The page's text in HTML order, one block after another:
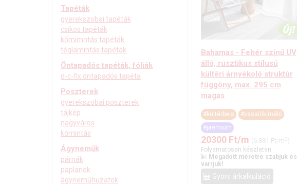
Bahamas - Fehér színű UV
álló, rusztikus stílusú
kültéri árnyékoló struktúr
függöny, max. 295 cm
magas
#kültérbeis
#vasalókímélő
#prémium
20300 Ft/m (6.881 Ft/m )
Folyamatosan készleten.
Megadott méretre szabjuk és
varrjuk!
Gyors árkalkuláció
Tapéták
gyerekszobai tapéták
csíkos tapéták
kőmimntás tapéták
téglamintás tapéták
Öntapadós tapéták, fóliák
d-c-fix öntapadós tapéta
Poszterek
gyerekszobai poszterek
tájkép
nagyváros
kőmintás
Ágyneműk
párnák
paplanok
ágyneműhuzatok